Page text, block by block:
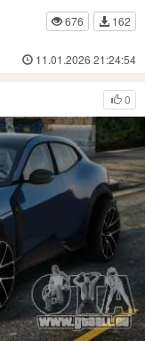
676
162
11.01.2026 21:24:54
0